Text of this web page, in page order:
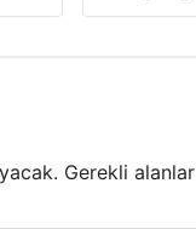
Gerekli alanlar